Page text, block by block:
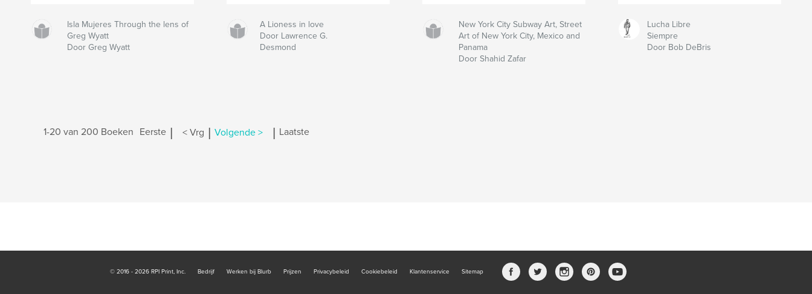
Isla Mujeres Through the lens of
Greg Wyatt
Door Greg Wyatt
A Lioness in love
Door Lawrence G.
Desmond
New York City Subway Art, Street
Art of New York City, Mexico and
Panama
Door Shahid Zafar
Lucha Libre
Siempre
Door Bob DeBris
1-20 van 200 Boeken Eerste < Vrg Volgende > Laatste
© 2016 - 2026 RPI Print, Inc. Bedrijf Werken bij Blurb Prijzen Privacybeleid Cookiebeleid Klantenservice Sitemap